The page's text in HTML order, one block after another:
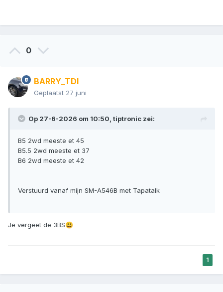
0
BARRY_TDI
Geplaatst 27 juni
Op 27-6-2026 om 10:50, tiptronic zei:
B5 2wd meeste et 45
B5.5 2wd meeste et 37
B6 2wd meeste et 42
Verstuurd vanaf mijn SM-A546B met Tapatalk
Je vergeet de 3BS😃
1